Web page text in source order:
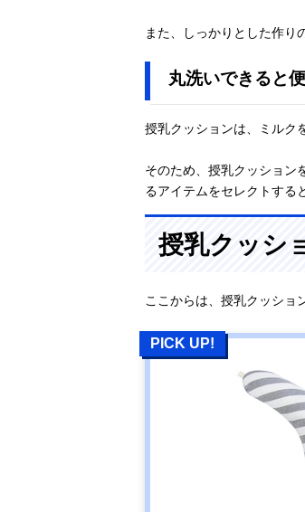
また、しっかりとした作り
丸洗いできると
授乳クッションは、ミルク
そのため、授乳クッション
るアイテムをセレクトする
授乳クッシ
ここからは、授乳クッショ
PICK UP!